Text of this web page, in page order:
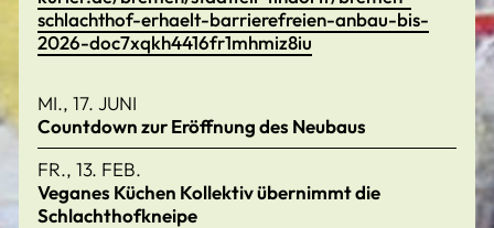
schlachthof-erhaelt-barrierefreien-anbau-bis-
2026-doc7xqkh4416fr1mhmiz8iu
MI., 17. JUNI
Countdown zur Eröffnung des Neubaus
FR., 13. FEB.
Veganes Küchen Kollektiv übernimmt die
Schlachthofkneipe